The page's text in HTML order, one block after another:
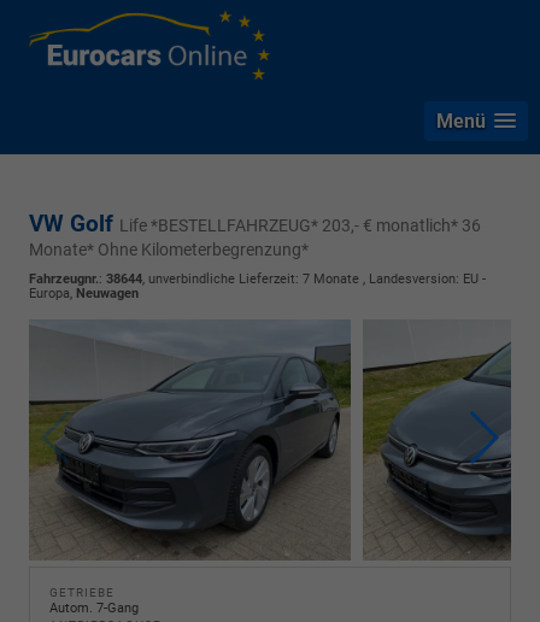
Menü
VW Golf Life *BESTELLFAHRZEUG* 203,- € monatlich* 36
Monate* Ohne Kilometerbegrenzung*
Fahrzeugnr.: 38644, unverbindliche Lieferzeit: 7 Monate , Landesversion: EU -
Europa, Neuwagen
GETRIEBE
Autom. 7-Gang